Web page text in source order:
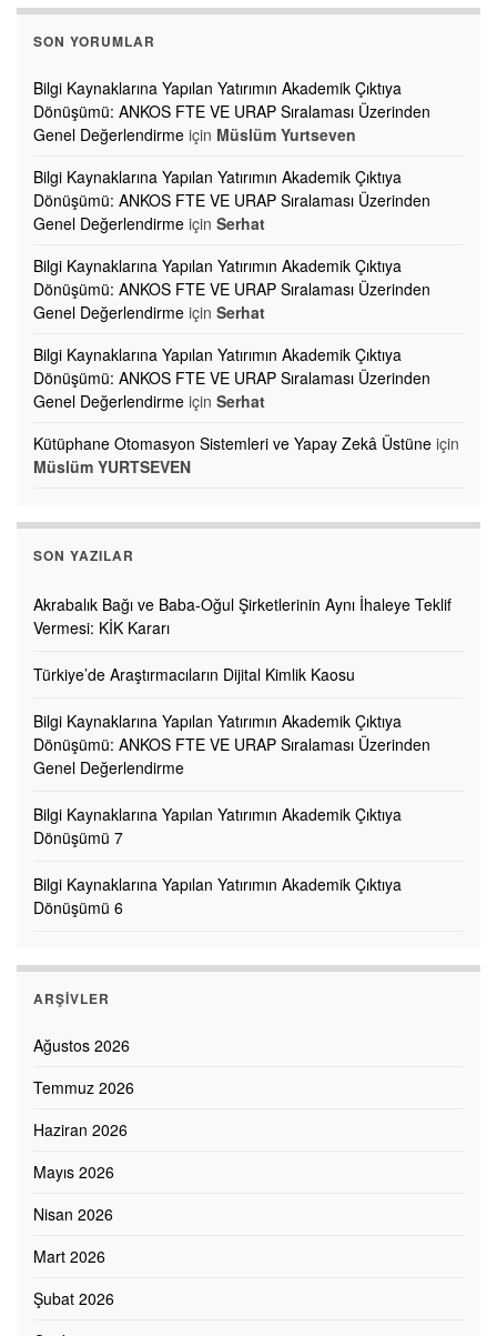
SON YORUMLAR
Bilgi Kaynaklarına Yapılan Yatırımın Akademik Çıktıya
Dönüşümü: ANKOS FTE VE URAP Sıralaması Üzerinden
Genel Değerlendirme için Müslüm Yurtseven
Bilgi Kaynaklarına Yapılan Yatırımın Akademik Çıktıya
Dönüşümü: ANKOS FTE VE URAP Sıralaması Üzerinden
Genel Değerlendirme için Serhat
Bilgi Kaynaklarına Yapılan Yatırımın Akademik Çıktıya
Dönüşümü: ANKOS FTE VE URAP Sıralaması Üzerinden
Genel Değerlendirme için Serhat
Bilgi Kaynaklarına Yapılan Yatırımın Akademik Çıktıya
Dönüşümü: ANKOS FTE VE URAP Sıralaması Üzerinden
Genel Değerlendirme için Serhat
Kütüphane Otomasyon Sistemleri ve Yapay Zekâ Üstüne için
Müslüm YURTSEVEN
SON YAZILAR
Akrabalık Bağı ve Baba-Oğul Şirketlerinin Aynı İhaleye Teklif
Vermesi: KİK Kararı
Türkiye’de Araştırmacıların Dijital Kimlik Kaosu
Bilgi Kaynaklarına Yapılan Yatırımın Akademik Çıktıya
Dönüşümü: ANKOS FTE VE URAP Sıralaması Üzerinden
Genel Değerlendirme
Bilgi Kaynaklarına Yapılan Yatırımın Akademik Çıktıya
Dönüşümü 7
Bilgi Kaynaklarına Yapılan Yatırımın Akademik Çıktıya
Dönüşümü 6
ARŞIVLER
Ağustos 2026
Temmuz 2026
Haziran 2026
Mayıs 2026
Nisan 2026
Mart 2026
Şubat 2026